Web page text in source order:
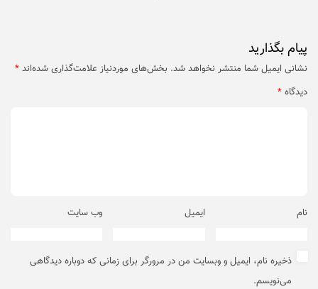
پیام بگذارید
نشانی ایمیل شما منتشر نخواهد شد. بخش‌های موردنیاز علامت‌گذاری شده‌اند *
دیدگاه *
نام ایمیل وب‌ سایت
ذخیره نام، ایمیل و وبسایت من در مرورگر برای زمانی که دوباره دیدگاهی
می‌نویسم.